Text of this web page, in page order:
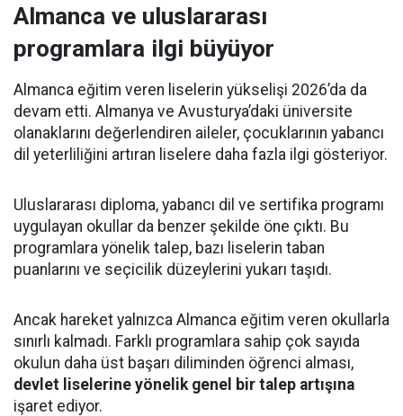
Almanca ve uluslararası
programlara ilgi büyüyor
Almanca eğitim veren liselerin yükselişi 2026’da da
devam etti. Almanya ve Avusturya’daki üniversite
olanaklarını değerlendiren aileler, çocuklarının yabancı
dil yeterliliğini artıran liselere daha fazla ilgi gösteriyor.
Uluslararası diploma, yabancı dil ve sertifika programı
uygulayan okullar da benzer şekilde öne çıktı. Bu
programlara yönelik talep, bazı liselerin taban
puanlarını ve seçicilik düzeylerini yukarı taşıdı.
Ancak hareket yalnızca Almanca eğitim veren okullarla
sınırlı kalmadı. Farklı programlara sahip çok sayıda
okulun daha üst başarı diliminden öğrenci alması,
devlet liselerine yönelik genel bir talep artışına
işaret ediyor.